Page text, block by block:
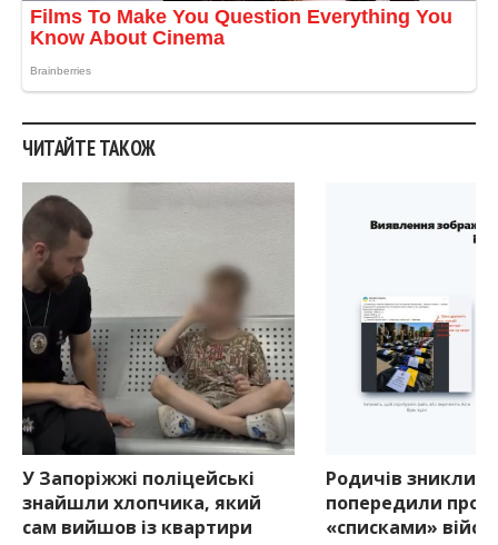
ЧИТАЙТЕ ТАКОЖ
У Запоріжжі поліцейські
знайшли хлопчика, який
сам вийшов із квартири
Родичів зниклих
попередили про
«списками»